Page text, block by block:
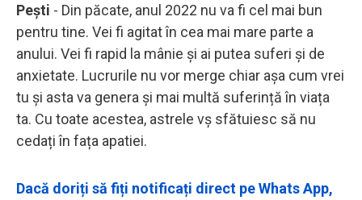
Pești - Din păcate, anul 2022 nu va fi cel mai bun
pentru tine. Vei fi agitat în cea mai mare parte a
anului. Vei fi rapid la mânie și ai putea suferi și de
anxietate. Lucrurile nu vor merge chiar așa cum vrei
tu și asta va genera și mai multă suferință în viața
ta. Cu toate acestea, astrele vș sfătuiesc să nu
cedați în fața apatiei.
Dacă doriți să fiți notificați direct pe Whats App,